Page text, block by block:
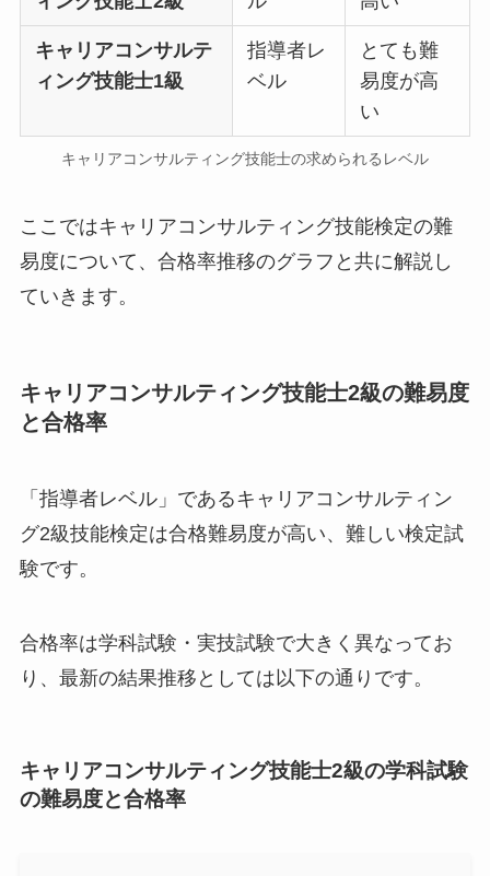
キャリアコンサルテ
ィング技能士1級
指導者レ
ベル
とても難
易度が高
い
キャリアコンサルティング技能士の求められるレベル
ここではキャリアコンサルティング技能検定の難
易度について、合格率推移のグラフと共に解説し
ていきます。
キャリアコンサルティング技能士2級の難易度
と合格率
「指導者レベル」であるキャリアコンサルティン
グ2級技能検定は合格難易度が高い、難しい検定試
験です。
合格率は学科試験・実技試験で大きく異なってお
り、最新の結果推移としては以下の通りです。
キャリアコンサルティング技能士2級の学科試験
の難易度と合格率